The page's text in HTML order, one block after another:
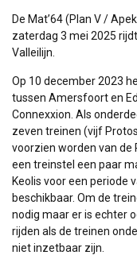
De Mat’64 (Plan V /
zaterdag 3 mei 2025
Valleilijn.
Op 10 december 2023
tussen Amersfoort en
Connexxion. Als
zeven treinen (vijf
voorzien worden van de
een treinstel een paar
Keolis voor een periode
beschikbaar. Om de
nodig maar er is echter
rijden als de treinen
niet inzetbaar zijn.